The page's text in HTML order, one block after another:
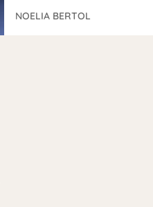
NOELIA BERTOL